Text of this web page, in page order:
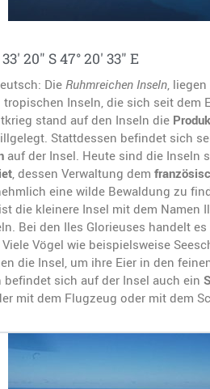
20″ S 47° 20′ 33″ E
DieRuhmreichen Inseln,
Inseln, die sich seit dem
stand auf den Inseln die
Stattdessen befindet sich
auf der Insel. Heute sind die Inseln
, dessen Verwaltung dem
eine wilde Bewaldung zu
die kleinere Insel mit dem Namen
Bei den Iles Glorieuses handelt
Vögel wie beispielsweise
die Insel, um ihre Eier in den
sich auf der Insel auch ein
mit dem Flugzeug oder mit dem